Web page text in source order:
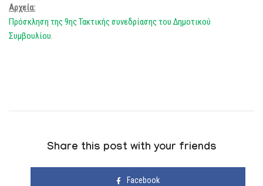
Αρχεία:
Πρόσκληση της 9ης Τακτικής συνεδρίασης του Δημοτικού
Συμβουλίου.
Share this post with your friends
Facebook